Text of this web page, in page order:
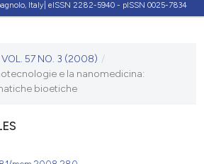
Italy| eISSN 2282-5940 - pISSN 0025-7834
VOL. 57 NO. 3 (2008) /
e la nanomedicina:
bioetiche